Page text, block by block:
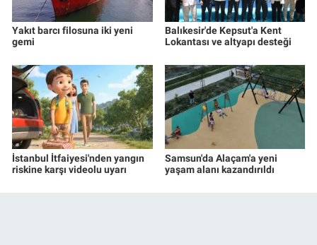
Yakıt barcı filosuna iki yeni
gemi
Balıkesir'de Kepsut'a Kent
Lokantası ve altyapı desteği
İstanbul İtfaiyesi'nden yangın
riskine karşı videolu uyarı
Samsun'da Alaçam'a yeni
yaşam alanı kazandırıldı